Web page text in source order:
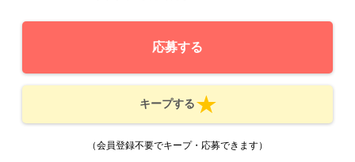
応募する
キープする
（会員登録不要でキープ・応募できます）